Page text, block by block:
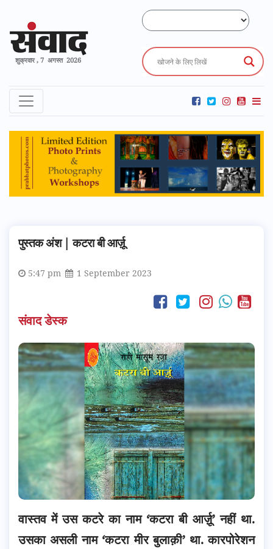
शुक्रवार , 7 अगस्त 2026
पुस्तक अंश | कटरा बी आर्ज़ू
5:47 pm 1 September 2023
संवाद डेस्क
वास्तव में उस कटरे का नाम ‘कटरा बी आर्ज़ू’ नहीं था.
उसका असली नाम ‘कटरा मीर बुलाक़ी’ था. कारपोरेशन